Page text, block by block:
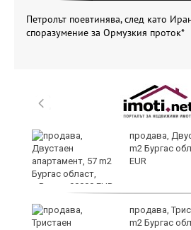
Петролът поевтинява, след като
споразумение за Ормузкия проток*
продава,
m2 Бургас
EUR
продава,
m2 Бургас